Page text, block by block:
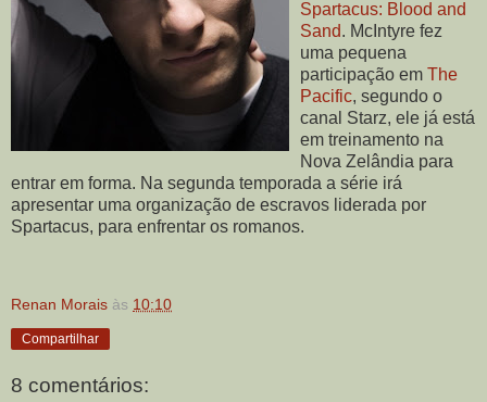
Spartacus: Blood and
Sand. McIntyre fez
uma pequena
participação em The
Pacific, segundo o
canal Starz, ele já está
em treinamento na
Nova Zelândia para
entrar em forma. Na segunda temporada a série irá
apresentar uma organização de escravos liderada por
Spartacus, para enfrentar os romanos.
Renan Morais às 10:10
Compartilhar
8 comentários: